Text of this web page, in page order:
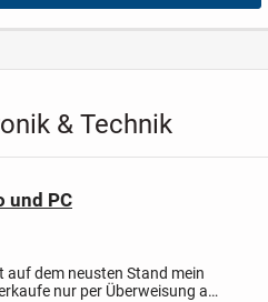
& Technik
und PC
dem neusten Stand mein
nur per Überweisung auf